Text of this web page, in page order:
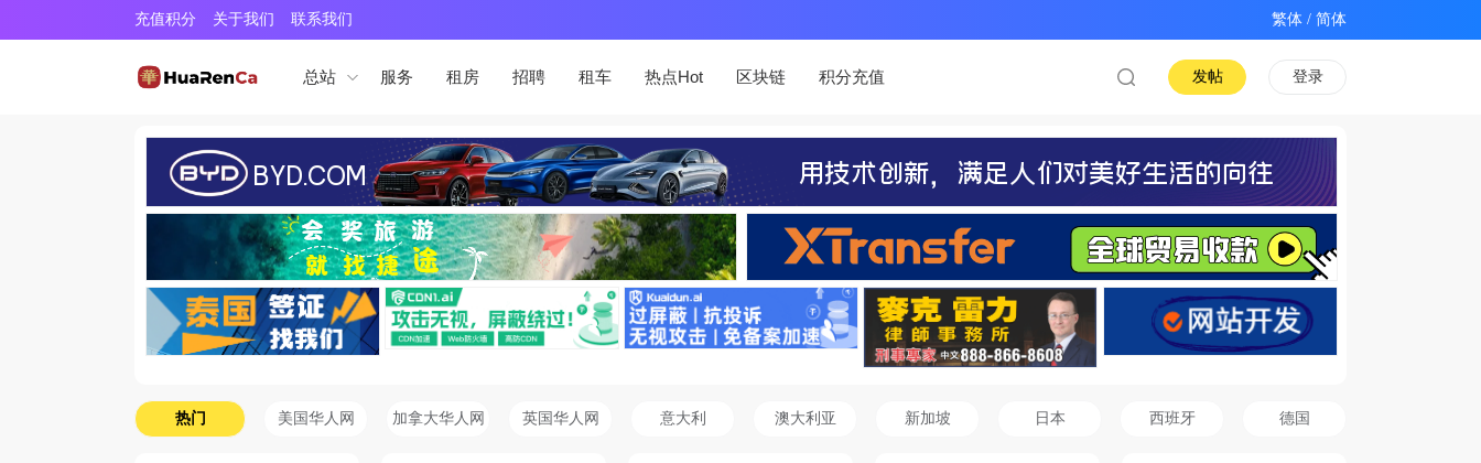
充值积分 关于我们 联系我们 /
总站 服务 租房 招聘 租车 热点Hot 区块链 积分充值 登录
发帖
热门 美国华人网 加拿大华人网 英国华人网 意大利 澳大利亚 新加坡 日本 西班牙 德国